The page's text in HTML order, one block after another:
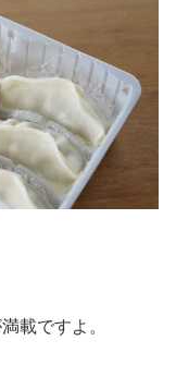
載ですよ。